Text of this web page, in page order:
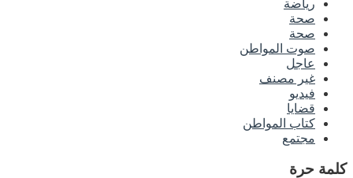
رياضة
صحة
صحة
صوت المواطن
عاجل
غير مصنف
فيديو
قضايا
كتاب المواطن
مجتمع
كلمة حرة